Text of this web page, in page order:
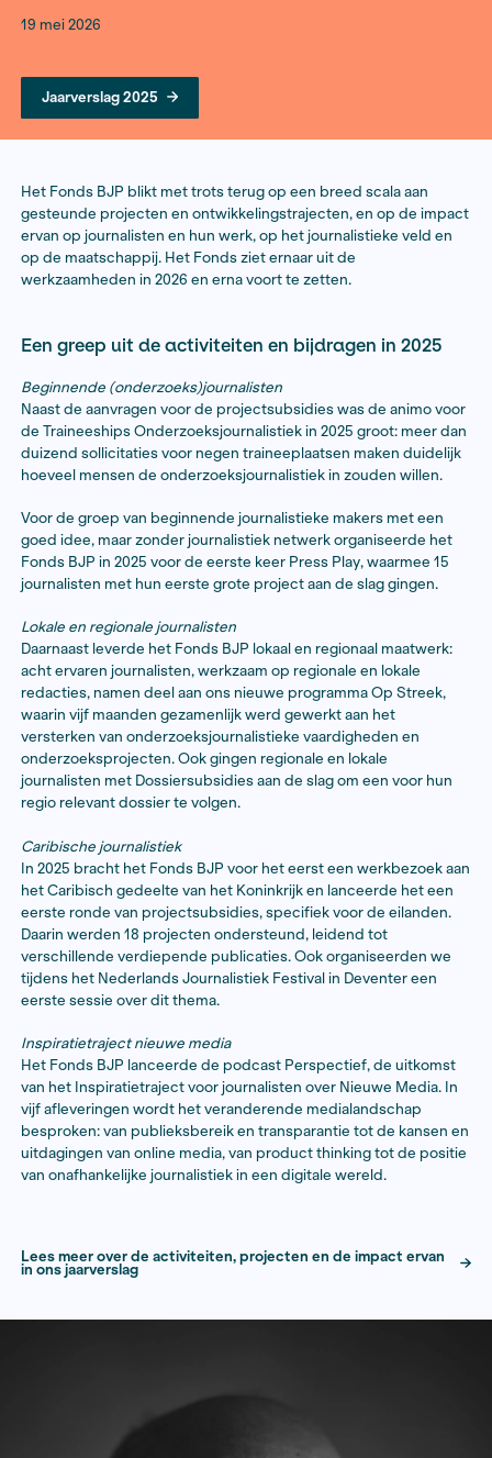
19 mei 2026
Jaarverslag 2025
Het Fonds BJP blikt met trots terug op een breed
gesteunde projecten en ontwikkelingstrajecten, en
ervan op journalisten en hun werk, op het
op de maatschappij. Het Fonds ziet ernaar uit de
werkzaamheden in 2026 en erna voort te zetten.
Een greep uit de activiteiten en bijdragen
Beginnende (onderzoeks)journalisten
Naast de aanvragen voor de projectsubsidies was de
de Traineeships Onderzoeksjournalistiek in 2025
duizend sollicitaties voor negen traineeplaatsen
hoeveel mensen de onderzoeksjournalistiek in
Voor de groep van beginnende journalistieke makers
goed idee, maar zonder journalistiek netwerk
Fonds BJP in 2025 voor de eerste keer Press Play,
journalisten met hun eerste grote project aan de slag
Lokale en regionale journalisten
Daarnaast leverde het Fonds BJP lokaal en regionaal
acht ervaren journalisten, werkzaam op regionale en
redacties, namen deel aan ons nieuwe programma
waarin vijf maanden gezamenlijk werd gewerkt aan
versterken van onderzoeksjournalistieke
onderzoeksprojecten. Ook gingen regionale en lokale
Caribische journalistiek
verschillende verdiepende publicaties. Ook
tijdens het Nederlands Journalistiek Festival in